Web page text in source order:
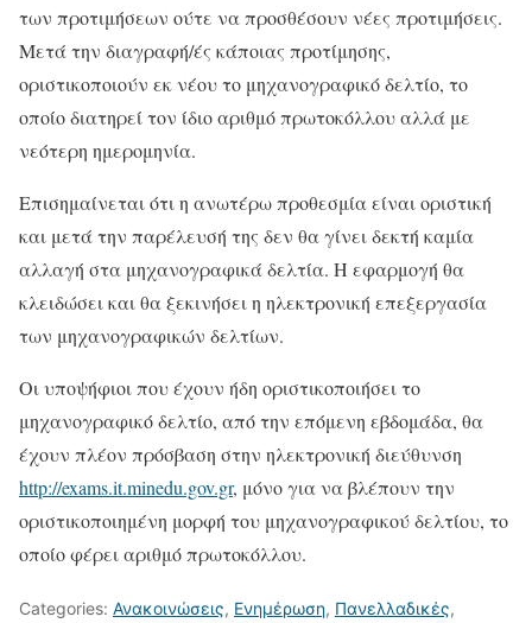
των προτιμήσεων ούτε να προσθέσουν νέες προτιμήσεις.
Μετά την διαγραφή/ές κάποιας προτίμησης,
οριστικοποιούν εκ νέου το μηχανογραφικό δελτίο, το
οποίο διατηρεί τον ίδιο αριθμό πρωτοκόλλου αλλά με
νεότερη ημερομηνία.
Επισημαίνεται ότι η ανωτέρω προθεσμία είναι οριστική
και μετά την παρέλευσή της δεν θα γίνει δεκτή καμία
αλλαγή στα μηχανογραφικά δελτία. Η εφαρμογή θα
κλειδώσει και θα ξεκινήσει η ηλεκτρονική επεξεργασία
των μηχανογραφικών δελτίων.
Οι υποψήφιοι που έχουν ήδη οριστικοποιήσει το
μηχανογραφικό δελτίο, από την επόμενη εβδομάδα, θα
έχουν πλέον πρόσβαση στην ηλεκτρονική διεύθυνση
http://exams.it.minedu.gov.gr, μόνο για να βλέπουν την
οριστικοποιημένη μορφή του μηχανογραφικού δελτίου, το
οποίο φέρει αριθμό πρωτοκόλλου.
Categories: Ανακοινώσεις, Ενημέρωση, Πανελλαδικές,